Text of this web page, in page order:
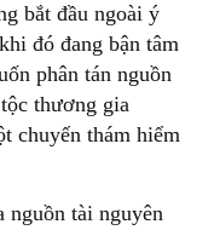
bắt đầu ngoài ý
đó đang bận tâm
phân tán nguồn
thương gia
chuyến thám hiểm
nguồn tài nguyên